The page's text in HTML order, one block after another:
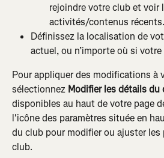
rejoindre votre club et voir
activités/contenus récents.
Définissez la localisation de
actuel, ou n’importe où si
Pour appliquer des modifications à
sélectionnez Modifier les détails du
disponibles au haut de votre page
l'icône des paramètres située en
du club pour modifier ou ajuster les
club.